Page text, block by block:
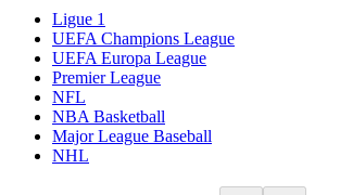
Ligue 1
UEFA Champions League
UEFA Europa League
Premier League
NFL
NBA Basketball
Major League Baseball
NHL